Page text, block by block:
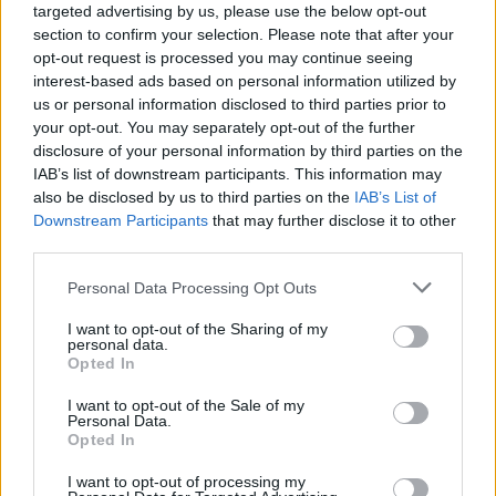
targeted advertising by us, please use the below opt-out
section to confirm your selection. Please note that after your
opt-out request is processed you may continue seeing
interest-based ads based on personal information utilized by
us or personal information disclosed to third parties prior to
your opt-out. You may separately opt-out of the further
disclosure of your personal information by third parties on the
IAB’s list of downstream participants. This information may
also be disclosed by us to third parties on the IAB’s List of
Downstream Participants that may further disclose it to other
Please note that this website/app uses one or more Google
not limited to your visit or usage behaviour. You may click to
grant or deny consent to Google and its third-party tags to
use your data for below specified purposes in below Google
consent section.
Personal Data Processing Opt Outs
I want to opt-out of the Sharing of my
personal data.
Opted In
I want to opt-out of the Sale of my
Personal Data.
Opted In
I want to opt-out of processing my
A film egyik nagy előnye tehát a kiismerhetetlenség,
egészen addig, amíg saját maga is bele nem
kavarodik a kusza misztikumok forgatagába. Ahogy
közeledünk a film vége felé, a sztori annál nagyobb
forgatókönyv esetlegességei. Mintha a rendezőnek
lett volna egy nagyon határozott elképzelése afelől,
görcsösen meg is valósította, csakhogy az addig